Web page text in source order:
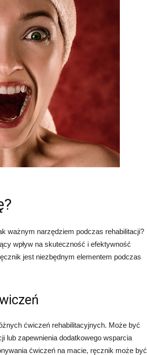
ważnym narzędziem podczas rehabilitacji?
wpływ na skuteczność i efektywność
jest niezbędnym elementem podczas
ćwiczeń rehabilitacyjnych. Może być
lub zapewnienia dodatkowego wsparcia
ćwiczeń na macie, ręcznik może być